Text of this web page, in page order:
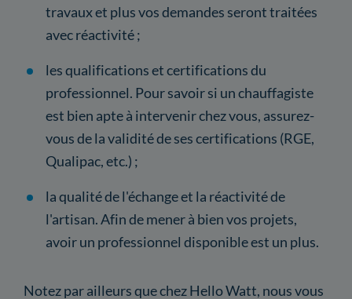
travaux et plus vos demandes seront traitées
avec réactivité ;
les qualifications et certifications du
professionnel. Pour savoir si un chauffagiste
est bien apte à intervenir chez vous, assurez-
vous de la validité de ses certifications (RGE,
Qualipac, etc.) ;
la qualité de l'échange et la réactivité de
l'artisan. Afin de mener à bien vos projets,
avoir un professionnel disponible est un plus.
Notez par ailleurs que chez Hello Watt, nous vous